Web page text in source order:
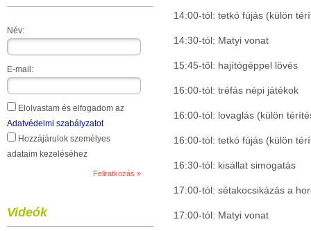
Név:
E-mail:
Elolvastam és elfogadom az
Adatvédelmi szabályzatot
Hozzájárulok személyes
adataim kezeléséhez
Videók
14:00-tól: tetkó fújás (külön
14:30-tól: Matyi vonat
15:45-től: hajítógéppel lövés
16:00-tól: tréfás népi játékok
16:00-tól: lovaglás (külön
16:00-tól: tetkó fújás (külön
16:30-tól: kisállat simogatás
17:00-tól: sétakocsikázás a
17:00-tól: Matyi vonat